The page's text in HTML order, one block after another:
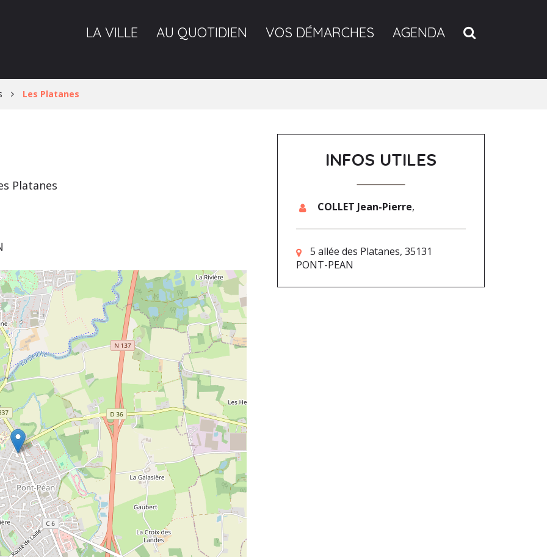
LA VILLE AU QUOTIDIEN VOS DÉMARCHES AGENDA
Les Platanes
Platanes
INFOS UTILES
COLLET Jean-Pierre,
5 allée des Platanes, 35131
PONT-PEAN